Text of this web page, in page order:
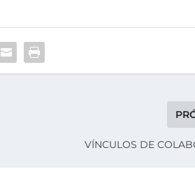
VÍNCULOS DE